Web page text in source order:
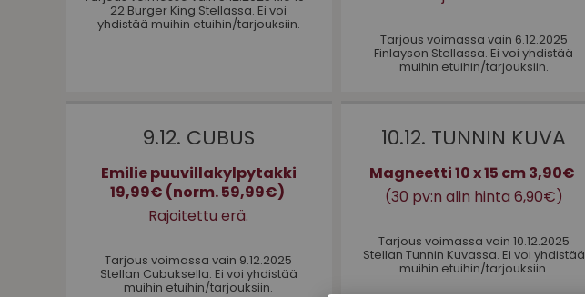
22 Burger King Stellassa. Ei voi
yhdistää muihin etuihin/tarjouksiin.
Tarjous voimassa vain 6.12.2025
Finlayson Stellassa. Ei voi yhdistää
muihin etuihin/tarjouksiin.
9.12. CUBUS
Emilie puuvillakylpytakki
19,99€ (norm. 59,99€)
Rajoitettu erä.
Tarjous voimassa vain 9.12.2025
Stellan Cubuksella. Ei voi yhdistää
muihin etuihin/tarjouksiin.
10.12. TUNNIN KUVA
Magneetti 10 x 15 cm 3,90€
(30 pv:n alin hinta 6,90€)
Tarjous voimassa vain 10.12.2025
Stellan Tunnin Kuvassa. Ei voi yhdistää
muihin etuihin/tarjouksiin.